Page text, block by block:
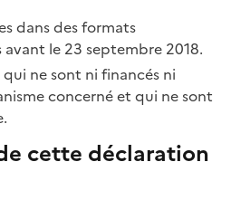
dans des formats
le 23 septembre 2018.
ne sont ni financés ni
concerné et qui ne sont
cette déclaration